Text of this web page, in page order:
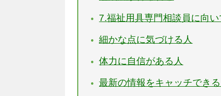
7.福祉用具専門相談員に向
細かな点に気づける人
体力に自信がある人
最新の情報をキャッチできる